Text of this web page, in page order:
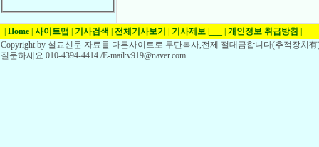
Home 사이트맵 기사검색 전체기사보기 기사제보 개인정보 취급방침
Copyright by 설교신문 자료를 다른사이트로 무단복사,전제 절대금합니다(추적장치
질문하세요 010-4394-4414 /E-mail:v919@naver.com